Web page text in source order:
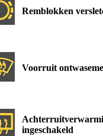
Remblokken
Voorruit
ingeschakeld